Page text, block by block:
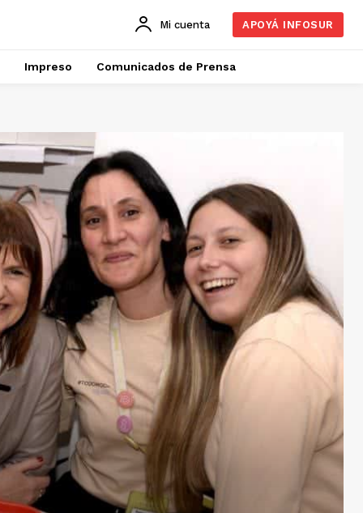
Mi cuenta APOYÁ INFOSUR
Impreso Comunicados de Prensa